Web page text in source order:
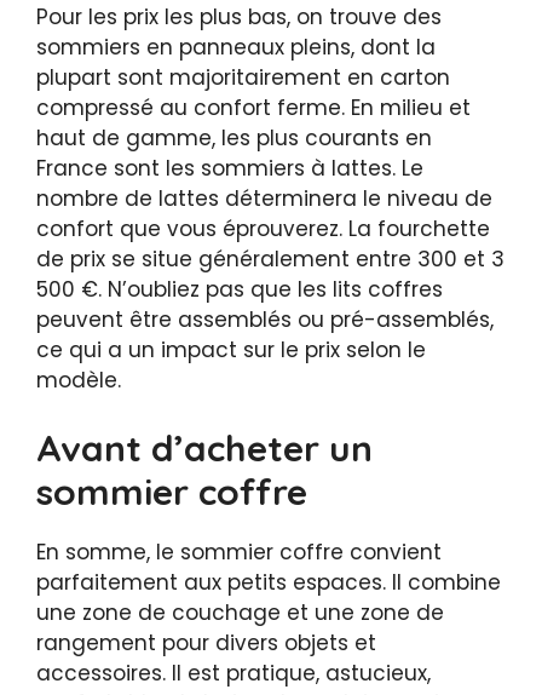
Pour les prix les plus bas, on trouve des
sommiers en panneaux pleins, dont la
plupart sont majoritairement en carton
compressé au confort ferme. En milieu et
haut de gamme, les plus courants en
France sont les sommiers à lattes. Le
nombre de lattes déterminera le niveau de
confort que vous éprouverez. La fourchette
de prix se situe généralement entre 300 et 3
500 €. N’oubliez pas que les lits coffres
peuvent être assemblés ou pré-assemblés,
ce qui a un impact sur le prix selon le
modèle.
Avant d’acheter un
sommier coffre
En somme, le sommier coffre convient
parfaitement aux petits espaces. Il combine
une zone de couchage et une zone de
rangement pour divers objets et
accessoires. Il est pratique, astucieux,